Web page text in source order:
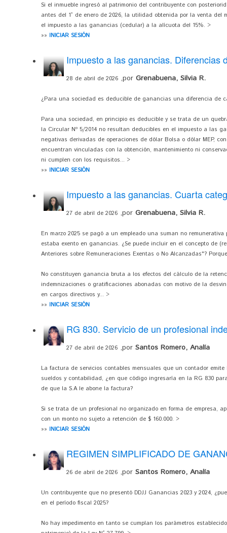
Si el inmueble ingresó al patrimonio del contribuyente con
antes del 1° de enero de 2026, la utilidad obtenida por la venta
el impuesto a las ganancias (cedular) a la alícuota del 15%. >
»» INICIAR SESIÓN
Impuesto a las ganancias. Diferencias
28 de abril de 2026 ,por Grenabuena, Silvia R.
¿Para una sociedad es deducible de ganancias una diferencia de
Para una sociedad, en principio es deducible y se trata de un
la Circular Nº 5/2014 no resultan deducibles en el impuesto a las
negativas derivadas de operaciones de dólar Bolsa o dólar MEP,
encuentran vinculadas con la obtención, mantenimiento ni
ni cumplen con los requisitos... >
»» INICIAR SESIÓN
Impuesto a las ganancias. Cuarta
27 de abril de 2026 ,por Grenabuena, Silvia R.
En marzo 2025 se pagó a un empleado una suman no
estaba exento en ganancias. ¿Se puede incluir en el concepto de
Anteriores sobre Remuneraciones Exentas o No Alcanzadas"?
No constituyen ganancia bruta a los efectos del cálculo de la
indemnizaciones o gratificaciones abonadas con motivo de la
en cargos directivos y... >
»» INICIAR SESIÓN
RG 830. Servicio de un profesional
27 de abril de 2026 ,por Santos Romero, Analía
La factura de servicios contables mensuales que un contador
sueldos y contabilidad, ¿en que código ingresaría en la RG 830
de que la S.A le abone la factura?
Si se trata de un profesional no organizado en forma de empresa,
con un monto no sujeto a retención de $ 160.000. >
»» INICIAR SESIÓN
REGIMEN SIMPLIFICADO DE
26 de abril de 2026 ,por Santos Romero, Analía
Un contribuyente que no presentó DDJJ Ganancias 2023 y 2024,
en el período fiscal 2025?
No hay impedimento en tanto se cumplan los parámetros